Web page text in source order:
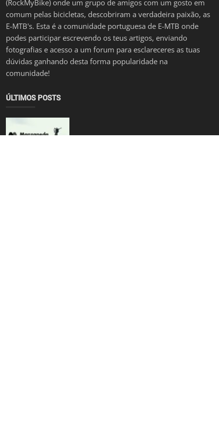
(RockMyBike) onde um grupo de amigos com um gosto em
comum pelas bicicletas, descobriram a verdadeira paixão, as
E-MTB's. Esta é a comunidade portuguesa de E-MTB onde
podes participar escrevendo os teus artigos, enviando
fotografias e acesso a um forum para esclareceres as tuas
dúvidas ganhando desta forma popularidade na
comunidade!
ÚLTIMOS POSTS